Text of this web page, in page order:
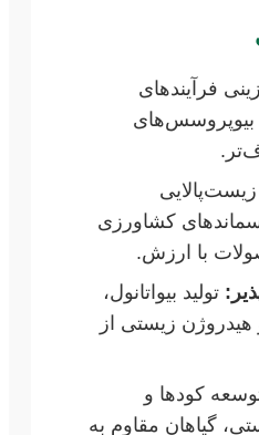
فرآیندهای
بیوپروسس‌های
زیست‌پالایی
پسماندهای کشاورزی
با ارزش.
تولید بیواتانول،
هیدروژن زیستی از
کودها و
گیاهان مقاوم به